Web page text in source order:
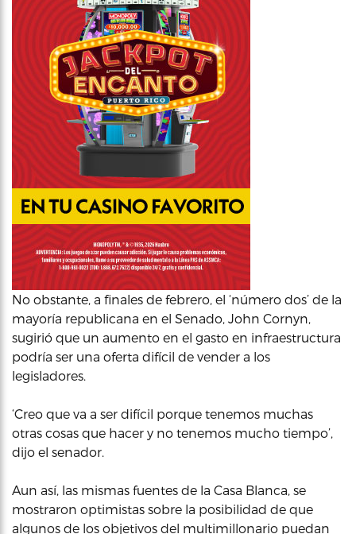
No obstante, a finales de febrero, el ‘número dos’ de la
mayoría republicana en el Senado, John Cornyn,
sugirió que un aumento en el gasto en infraestructura
podría ser una oferta difícil de vender a los
legisladores.
‘Creo que va a ser difícil porque tenemos muchas
otras cosas que hacer y no tenemos mucho tiempo’,
dijo el senador.
Aun así, las mismas fuentes de la Casa Blanca, se
mostraron optimistas sobre la posibilidad de que
algunos de los objetivos del multimillonario puedan